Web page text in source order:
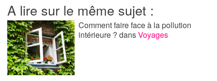
A lire sur le même sujet :
Comment faire face à la pollution
intérieure ?dansVoyages